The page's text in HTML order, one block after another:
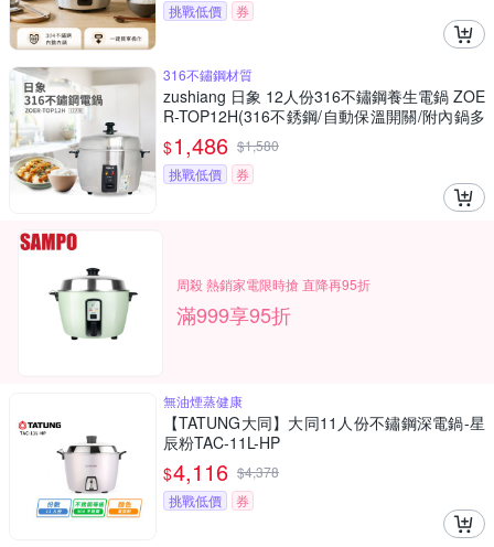
挑戰低價
券
316不鏽鋼材質
zushiang 日象 12人份316不鏽鋼養生電鍋 ZOE
R-TOP12H(316不銹鋼/自動保溫開關/附內鍋多
配件)
$1,486 $1,580
挑戰低價
券
周殺 熱銷家電限時搶 直降再95折
滿999享95折
無油煙蒸健康
【TATUNG大同】大同11人份不鏽鋼深電鍋-星
辰粉TAC-11L-HP
$4,116 $4,378
挑戰低價
券